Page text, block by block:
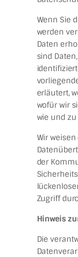
Wenn Sie
werden
Daten
sind
erläutert,
wofür wir
wie und
Wir
der
Zugriff
Hinweis
Die